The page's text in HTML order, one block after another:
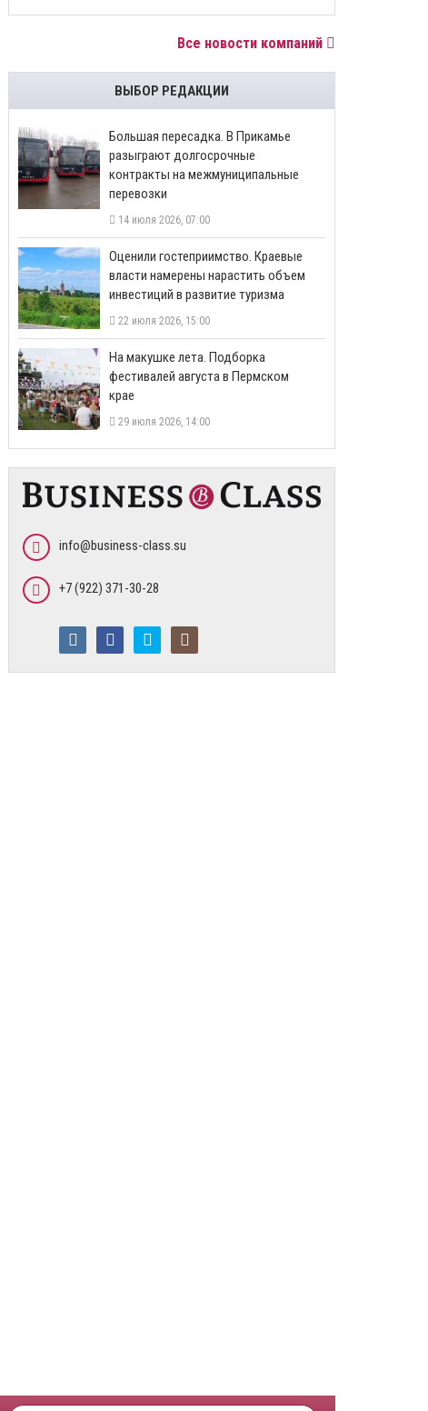
Все новости компаний
ВЫБОР РЕДАКЦИИ
Большая пересадка. В Прикамье
разыграют долгосрочные
контракты на межмуниципальные
перевозки
14 июля 2026, 07:00
Оценили гостеприимство. Краевые
власти намерены нарастить объем
инвестиций в развитие туризма
22 июля 2026, 15:00
На макушке лета. Подборка
фестивалей августа в Пермском
крае
29 июля 2026, 14:00
info@business-class.su
+7 (922) 371-30-28